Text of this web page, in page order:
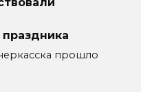
прошло